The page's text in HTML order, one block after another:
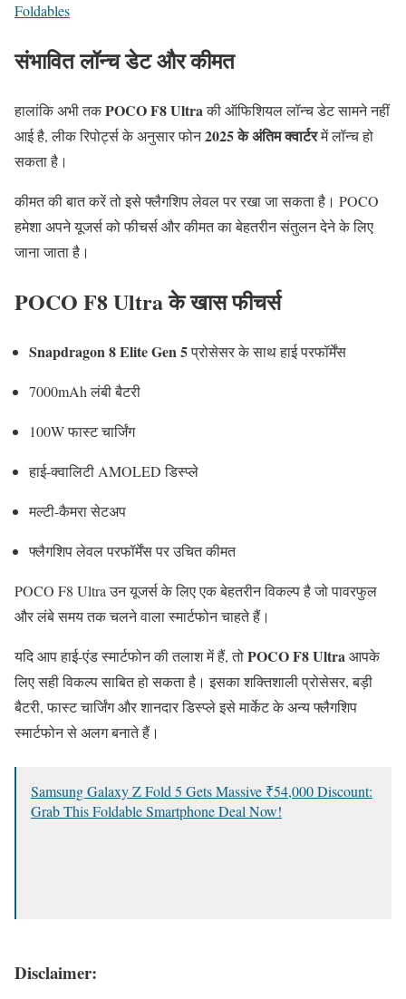
Foldables
संभावित लॉन्च डेट और कीमत
हालांकि अभी तकPOCO F8 Ultraकी ऑफिशियल लॉन्च डेट सामने नहीं
आई है, लीक रिपोर्ट्स के अनुसार फोन2025 के अंतिम क्वार्टरमें लॉन्च हो
सकता है।
कीमत की बात करें तो इसे फ्लैगशिप लेवल पर रखा जा सकता है। POCO
हमेशा अपने यूजर्स को फीचर्स और कीमत का बेहतरीन संतुलन देने के लिए
जाना जाता है।
POCO F8 Ultra के खास फीचर्स
Snapdragon 8 Elite Gen 5प्रोसेसर के साथ हाई परफॉर्मेंस
7000mAh लंबी बैटरी
100W फास्ट चार्जिंग
हाई-क्वालिटी AMOLED डिस्प्ले
मल्टी-कैमरा सेटअप
फ्लैगशिप लेवल परफॉर्मेंस पर उचित कीमत
POCO F8 Ultra उन यूजर्स के लिए एक बेहतरीन विकल्प है जो पावरफुल
और लंबे समय तक चलने वाला स्मार्टफोन चाहते हैं।
यदि आप हाई-एंड स्मार्टफोन की तलाश में हैं, तोPOCO F8 Ultraआपके
लिए सही विकल्प साबित हो सकता है। इसका शक्तिशाली प्रोसेसर, बड़ी
बैटरी, फास्ट चार्जिंग और शानदार डिस्प्ले इसे मार्केट के अन्य फ्लैगशिप
स्मार्टफोन से अलग बनाते हैं।
Samsung Galaxy Z Fold 5 Gets Massive ₹54,000 Discount:
Grab This Foldable Smartphone Deal Now!
Disclaimer: